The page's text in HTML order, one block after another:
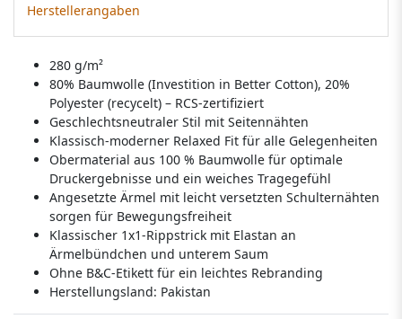
Herstellerangaben
280 g/m²
80% Baumwolle (Investition in Better Cotton), 20%
Polyester (recycelt) – RCS-zertifiziert
Geschlechtsneutraler Stil mit Seitennähten
Klassisch-moderner Relaxed Fit für alle Gelegenheiten
Obermaterial aus 100 % Baumwolle für optimale
Druckergebnisse und ein weiches Tragegefühl
Angesetzte Ärmel mit leicht versetzten Schulternähten
sorgen für Bewegungsfreiheit
Klassischer 1x1-Rippstrick mit Elastan an
Ärmelbündchen und unterem Saum
Ohne B&C-Etikett für ein leichtes Rebranding
Herstellungsland: Pakistan